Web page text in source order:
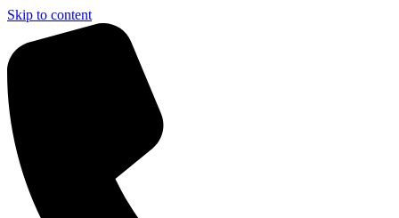
Skip to content